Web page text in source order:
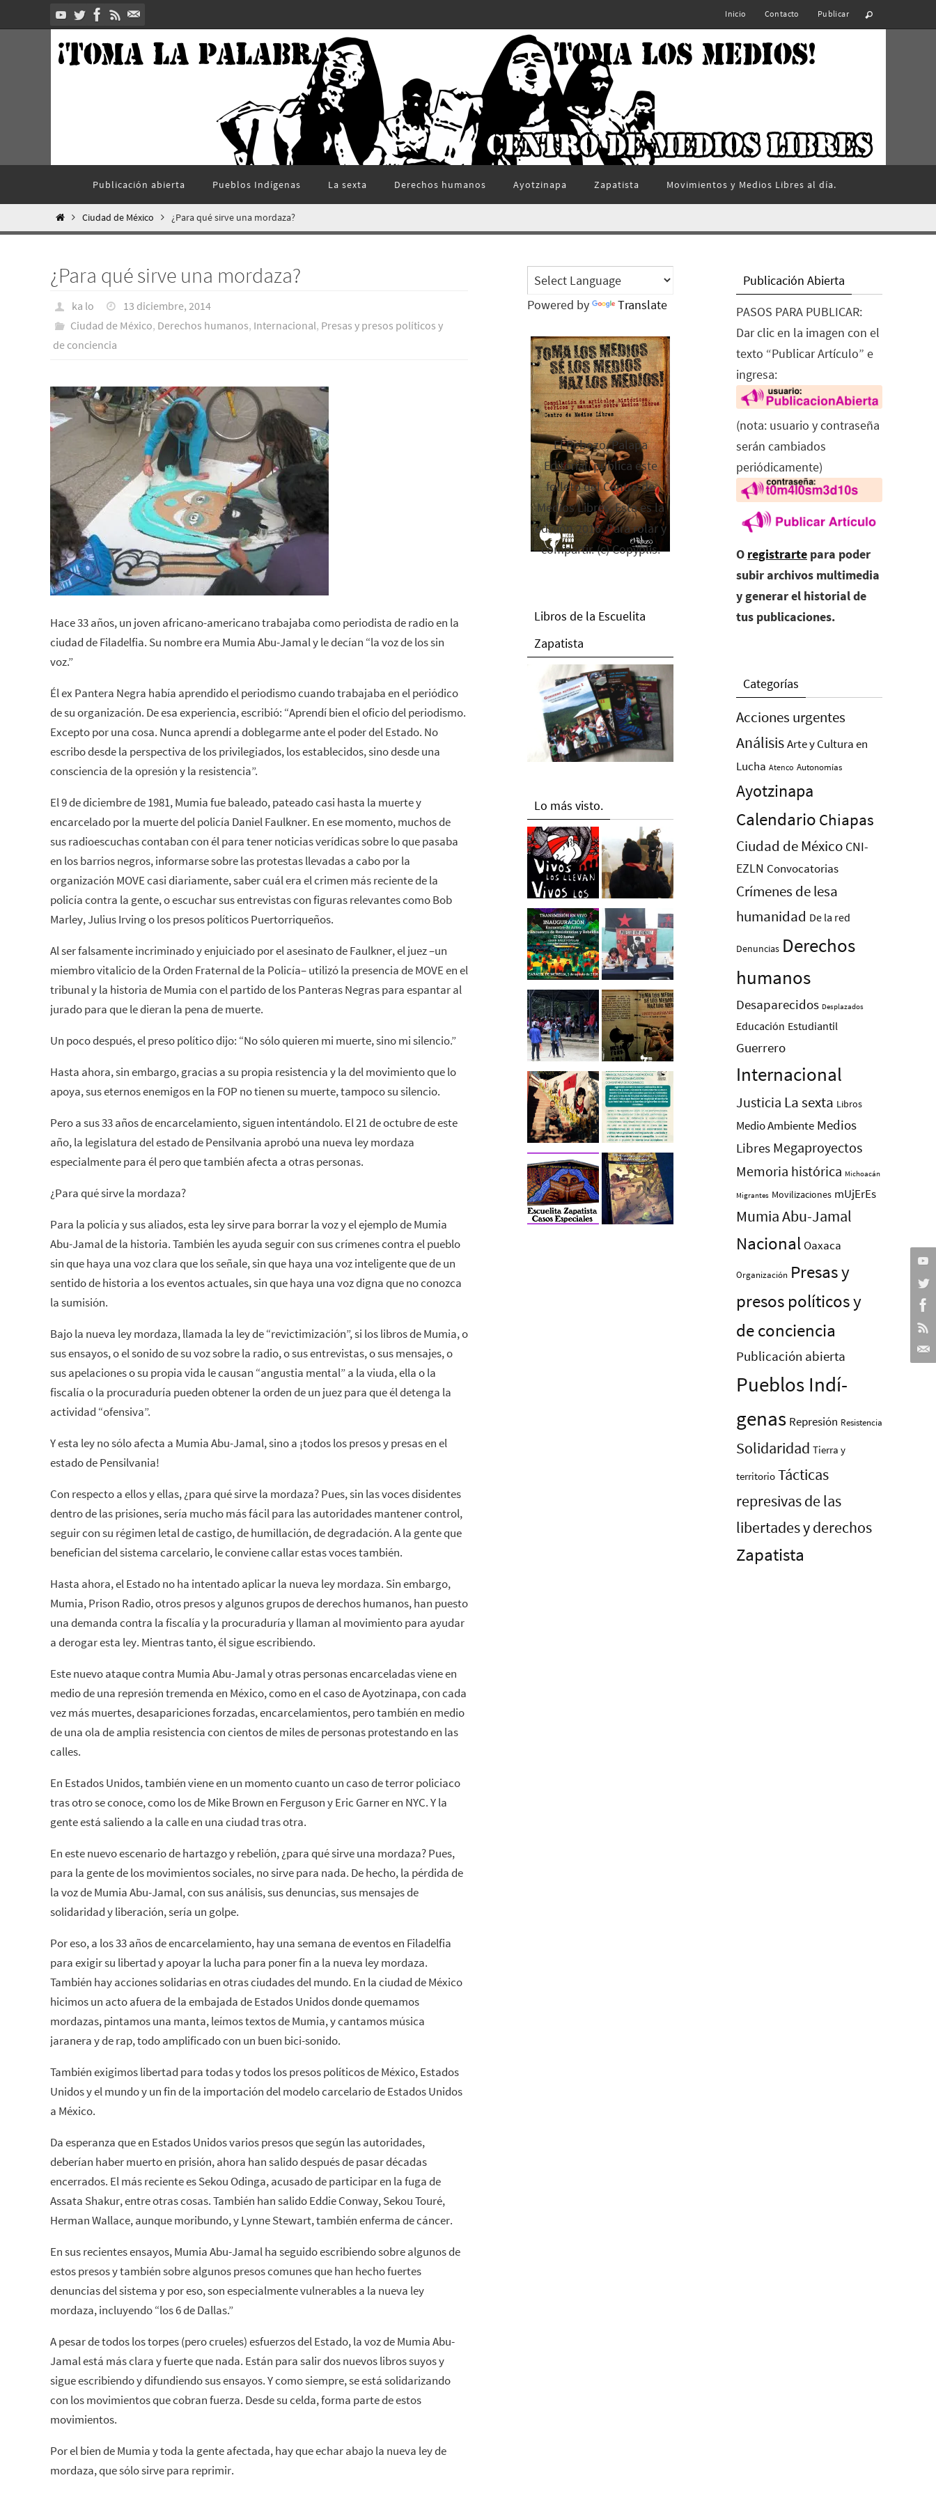
al
Inicio Contacto Publicar
contenido
Publicación abierta Pueblos Indí­genas La sexta Derechos humanos Ayotzinapa Zapatista Movimientos y Medios Libres al día.
InicioCiudad de México ¿Para qué sirve una mordaza?
¿Para qué sirve una mordaza?
ka lo
13 diciembre, 2014
Ciudad de México, Derechos humanos, Internacional, Presas y presos polí­ticos y
de conciencia
Hace 33 años, un joven africano-americano trabajaba como periodista de radio en la
ciudad de Filadelfia. Su nombre era Mumia Abu-Jamal y le decían “la voz de los sin
voz.”
Él ex Pantera Negra había aprendido el periodismo cuando trabajaba en el periódico
de su organización. De esa experiencia, escribió: “Aprendí bien el oficio del periodismo.
Excepto por una cosa. Nunca aprendí a doblegarme ante el poder del Estado. No
escribo desde la perspectiva de los privilegiados, los establecidos, sino desde una
consciencia de la opresión y la resistencia”.
El 9 de diciembre de 1981, Mumia fue baleado, pateado casi hasta la muerte y
encarcelado por la muerte del policía Daniel Faulkner. En ese momento, muchos de
sus radioescuchas contaban con él para tener noticias verídicas sobre lo que pasaba
en los barrios negros, informarse sobre las protestas llevadas a cabo por la
organización MOVE casi diariamente, saber cuál era el crimen más reciente de la
policía contra la gente, o escuchar sus entrevistas con figuras relevantes como Bob
Marley, Julius Irving o los presos políticos Puertorriqueños.
Al ser falsamente incriminado y enjuiciado por el asesinato de Faulkner, el juez –un
miembro vitalicio de la Orden Fraternal de la Policía– utilizó la presencia de MOVE en el
tribunal y la historia de Mumia con el partido de los Panteras Negras para espantar al
jurado para que le dieran la pena de muerte.
Un poco después, el preso político dijo: “No sólo quieren mi muerte, sino mi silencio.”
Hasta ahora, sin embargo, gracias a su propia resistencia y la del movimiento que lo
apoya, sus eternos enemigos en la FOP no tienen su muerte, tampoco su silencio.
Pero a sus 33 años de encarcelamiento, siguen intentándolo. El 21 de octubre de este
año, la legislatura del estado de Pensilvania aprobó una nueva ley mordaza
especialmente para él pero que también afecta a otras personas.
¿Para qué sirve la mordaza?
Para la policía y sus aliados, esta ley sirve para borrar la voz y el ejemplo de Mumia
Abu-Jamal de la historia. También les ayuda seguir con sus crímenes contra el pueblo
sin que haya una voz clara que los señale, sin que haya una voz inteligente que de un
sentido de historia a los eventos actuales, sin que haya una voz digna que no conozca
la sumisión.
Bajo la nueva ley mordaza, llamada la ley de “revictimización”, si los libros de Mumia, o
sus ensayos, o el sonido de su voz sobre la radio, o sus entrevistas, o sus mensajes, o
sus apelaciones o su propia vida le causan “angustia mental” a la viuda, ella o la
fiscalía o la procuraduría pueden obtener la orden de un juez para que él detenga la
actividad “ofensiva”.
Y esta ley no sólo afecta a Mumia Abu-Jamal, sino a ¡todos los presos y presas en el
estado de Pensilvania!
Con respecto a ellos y ellas, ¿para qué sirve la mordaza? Pues, sin las voces disidentes
dentro de las prisiones, sería mucho más fácil para las autoridades mantener control,
seguir con su régimen letal de castigo, de humillación, de degradación. A la gente que
benefician del sistema carcelario, le conviene callar estas voces también.
Hasta ahora, el Estado no ha intentado aplicar la nueva ley mordaza. Sin embargo,
Mumia, Prison Radio, otros presos y algunos grupos de derechos humanos, han puesto
una demanda contra la fiscalía y la procuraduría y llaman al movimiento para ayudar
a derogar esta ley. Mientras tanto, él sigue escribiendo.
Este nuevo ataque contra Mumia Abu-Jamal y otras personas encarceladas viene en
medio de una represión tremenda en México, como en el caso de Ayotzinapa, con cada
vez más muertes, desapariciones forzadas, encarcelamientos, pero también en medio
de una ola de amplia resistencia con cientos de miles de personas protestando en las
calles.
En Estados Unidos, también viene en un momento cuanto un caso de terror policiaco
tras otro se conoce, como los de Mike Brown en Ferguson y Eric Garner en NYC. Y la
gente está saliendo a la calle en una ciudad tras otra.
En este nuevo escenario de hartazgo y rebelión, ¿para qué sirve una mordaza? Pues,
para la gente de los movimientos sociales, no sirve para nada. De hecho, la pérdida de
la voz de Mumia Abu-Jamal, con sus análisis, sus denuncias, sus mensajes de
solidaridad y liberación, sería un golpe.
Por eso, a los 33 años de encarcelamiento, hay una semana de eventos en Filadelfia
para exigir su libertad y apoyar la lucha para poner fin a la nueva ley mordaza.
También hay acciones solidarias en otras ciudades del mundo. En la ciudad de México
hicimos un acto afuera de la embajada de Estados Unidos donde quemamos
mordazas, pintamos una manta, leímos textos de Mumia, y cantamos música
jaranera y de rap, todo amplificado con un buen bici-sonido.
También exigimos libertad para todas y todos los presos políticos de México, Estados
Unidos y el mundo y un fin de la importación del modelo carcelario de Estados Unidos
a México.
Da esperanza que en Estados Unidos varios presos que según las autoridades,
deberían haber muerto en prisión, ahora han salido después de pasar décadas
encerrados. El más reciente es Sekou Odinga, acusado de participar en la fuga de
Assata Shakur, entre otras cosas. También han salido Eddie Conway, Sekou Touré,
Herman Wallace, aunque moribundo, y Lynne Stewart, también enferma de cáncer.
En sus recientes ensayos, Mumia Abu-Jamal ha seguido escribiendo sobre algunos de
estos presos y también sobre algunos presos comunes que han hecho fuertes
denuncias del sistema y por eso, son especialmente vulnerables a la nueva ley
mordaza, incluyendo “los 6 de Dallas.”
A pesar de todos los torpes (pero crueles) esfuerzos del Estado, la voz de Mumia Abu-
Jamal está más clara y fuerte que nada. Están para salir dos nuevos libros suyos y
sigue escribiendo y difundiendo sus ensayos. Y como siempre, se está solidarizando
con los movimientos que cobran fuerza. Desde su celda, forma parte de estos
movimientos.
Por el bien de Mumia y toda la gente afectada, hay que echar abajo la nueva ley de
mordaza, que sólo sirve para reprimir.
Powered by Translate
El Rebozo, Palapa
Editorial, publica este
folleto del Centro de
Medios Libres. Esta es la
edición 2016. Para rolar y
compartir. (c) Copyplis.
Libros de la Escuelita
Zapatista
Lo más visto.
Publicación Abierta
PASOS PARA PUBLICAR:
Dar clic en la imagen con el
texto “Publicar Artículo” e
ingresa:
(nota: usuario y contraseña
serán cambiados
periódicamente)
O registrarte para poder
subir archivos multimedia
y generar el historial de
tus publicaciones.
Categorías
Acciones urgentes
AnálisisArte y Cultura en
Lucha Atenco Autonomías
Ayotzinapa
Calendario Chiapas
Ciudad de México CNI-
EZLN Convocatorias
Crímenes de lesa
humanidad De la red
Denuncias Derechos
humanos
Desaparecidos Desplazados
Educación Estudiantil
Guerrero
Internacional
Justicia La sexta Libros
Medio Ambiente Medios
Libres Megaproyectos
Memoria histórica Michoacán
Migrantes Movilizaciones mUjErEs
Mumia Abu-Jamal
Nacional Oaxaca
Organización Presas y
presos polí­ticos y
de conciencia
Publicación abierta
Pueblos Indí­
genas Represión Resistencia
Solidaridad Tierra y
territorio Tácticas
represivas de las
libertades y derechos
Zapatista